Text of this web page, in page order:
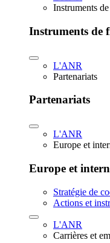
Instruments
Instruments de
L'ANR
Partenariats
Partenariats
L'ANR
Europe et
Europe et
Stratégie de
Actions et
L'ANR
Carrières et